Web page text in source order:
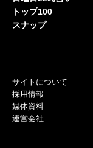
トップ100
スナップ
サイトについて
採用情報
媒体資料
運営会社